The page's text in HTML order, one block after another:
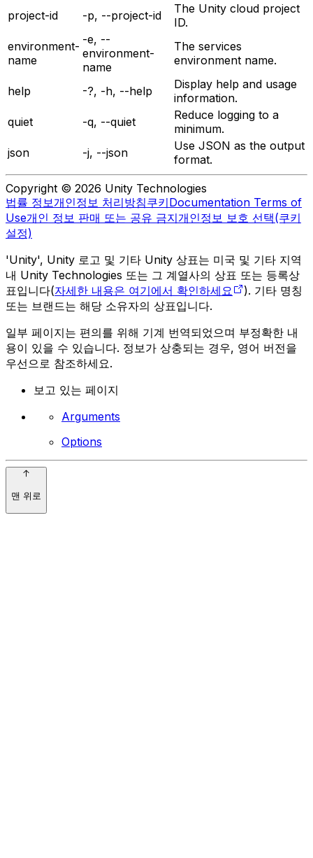
project-id
-p, --project-id
The Unity cloud project
ID.
environment-
name
-e, --
environment-
name
The services
environment name.
help -?, -h, --help
Display help and usage
information.
quiet
-q, --quiet
Reduce logging to a
minimum.
json
-j, --json
Use JSON as the output
format.
Copyright © 2026 Unity Technologies
법률 정보개인정보 처리방침쿠키Documentation Terms of
Use개인 정보 판매 또는 공유 금지개인정보 보호 선택(쿠키
설정)
'Unity', Unity 로고 및 기타 Unity 상표는 미국 및 기타 지역
내 Unity Technologies 또는 그 계열사의 상표 또는 등록상
표입니다(자세한 내용은 여기에서 확인하세요
). 기타 명칭
또는 브랜드는 해당 소유자의 상표입니다.
일부 페이지는 편의를 위해 기계 번역되었으며 부정확한 내
용이 있을 수 있습니다. 정보가 상충되는 경우, 영어 버전을
우선으로 참조하세요.
보고 있는 페이지
Arguments
Options
맨 위로